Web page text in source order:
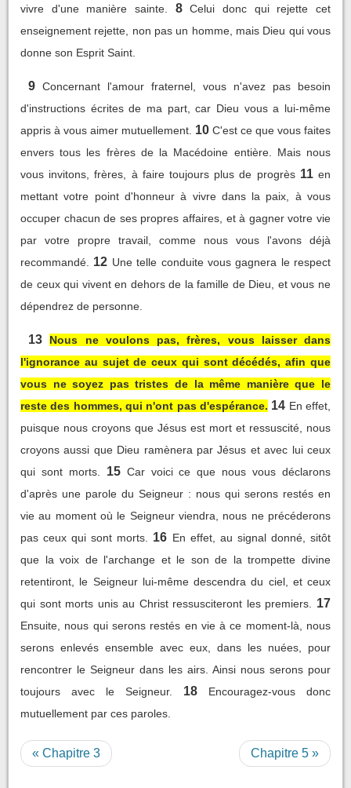
vivre d'une manière sainte.
8
Celui donc qui rejette cet
enseignement rejette, non pas un homme, mais Dieu qui vous
donne son Esprit Saint.
9 Concernant l'amour fraternel, vous n'avez pas besoin
d'instructions écrites de ma part, car Dieu vous a lui-même
appris à vous aimer mutuellement. 10 C'est ce que vous faites
envers tous les frères de la Macédoine entière. Mais nous
vous invitons, frères, à faire toujours plus de progrès 11 en
mettant votre point d'honneur à vivre dans la paix, à vous
occuper chacun de ses propres affaires, et à gagner votre vie
par votre propre travail, comme nous vous l'avons déjà
recommandé.
12 Une telle conduite vous gagnera le respect
de ceux qui vivent en dehors de la famille de Dieu, et vous ne
dépendrez de personne.
13
Nous ne voulons pas, frères, vous laisser dans
l'ignorance au sujet de ceux qui sont décédés, afin que
vous ne soyez pas tristes de la même manière que le
reste des hommes, qui n'ont pas d'espérance. 14 En effet,
puisque nous croyons que Jésus est mort et ressuscité, nous
croyons aussi que Dieu ramènera par Jésus et avec lui ceux
qui sont morts.
15 Car voici ce que nous vous déclarons
d'après une parole du Seigneur : nous qui serons restés en
vie au moment où le Seigneur viendra, nous ne précéderons
pas ceux qui sont morts.
16 En effet, au signal donné, sitôt
que la voix de l'archange et le son de la trompette divine
retentiront, le Seigneur lui-même descendra du ciel, et ceux
qui sont morts unis au Christ ressusciteront les premiers.
17
Ensuite, nous qui serons restés en vie à ce moment-là, nous
serons enlevés ensemble avec eux, dans les nuées, pour
rencontrer le Seigneur dans les airs. Ainsi nous serons pour
toujours avec le Seigneur.
18
Encouragez-vous donc
mutuellement par ces paroles.
« Chapitre 3 Chapitre 5 »